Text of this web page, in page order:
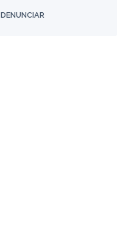
DENUNCIAR